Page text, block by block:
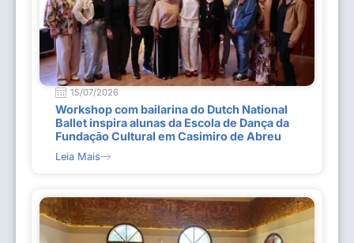
15/07/2026
Workshop com bailarina do Dutch National
Ballet inspira alunas da Escola de Dança da
Fundação Cultural em Casimiro de Abreu
Leia Mais